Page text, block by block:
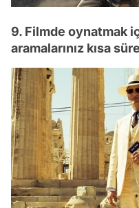
9. Filmde oynatmak
aramalarınız kısa